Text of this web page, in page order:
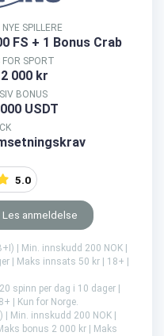
SPILLERE
FS + 1 Bonus Crab
SPORT
000 kr
BONUS
USDT
5.0
Les anmeldelse
| Min. innskudd 200 NOK |
| Maks innsats 50 kr | 18+ |
spinn per dag i 10 dager |
| Kun for Norge.
| Min. innskudd 200 NOK |
bonus 2 000 kr | Maks